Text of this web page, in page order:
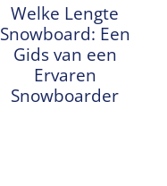
Welke Lengte
Snowboard: Een
Gids van een
Ervaren
Snowboarder